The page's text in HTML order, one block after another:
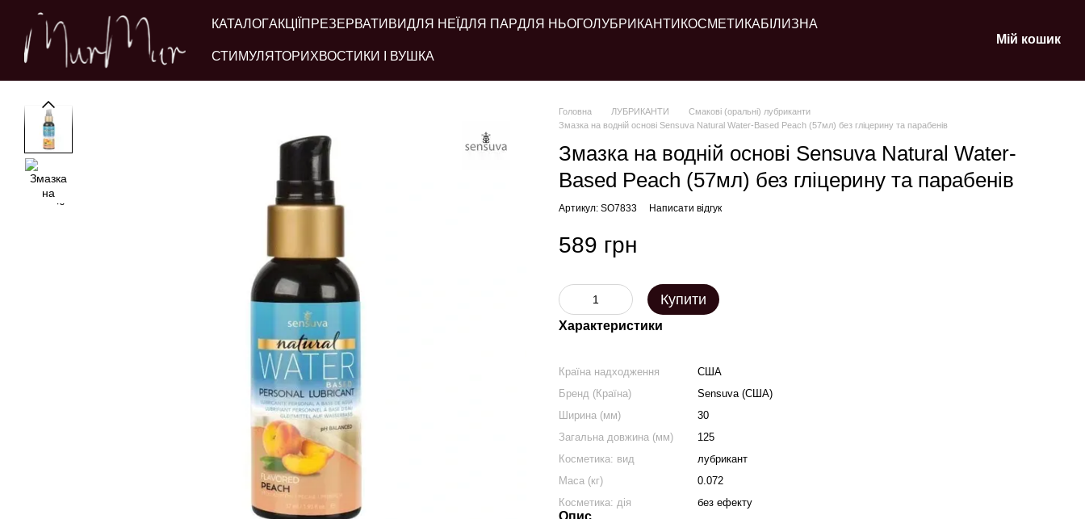
Перейти до основного контенту
КАТАЛОГАКЦІЇ ПРЕЗЕРВАТИВИДЛЯ НЕЇ ДЛЯ ПАРДЛЯ НЬОГОЛУБРИКАНТИ КОСМЕТИКАБІЛИЗНА
СТИМУЛЯТОРИ ХВОСТИКИ І ВУШКА
Мій кошик
Головна ЛУБРИКАНТИ
Смакові (оральні) лубриканти
Змазка на водній основі Sensuva Natural Water-Based Peach (57мл) без гліцерину та парабенів
Змазка на водній основі Sensuva Natural Water-
Based Peach (57мл) без гліцерину та парабенів
Артикул: SO7833 Написати відгук
589 грн
Купити
Характеристики
Країна надходження
США
Бренд (Країна)
Sensuva (США)
Ширина (мм)
30
Загальна довжина (мм)
125
Косметика: вид
лубрикант
Маса (кг)
0.072
Косметика: дія
без ефекту
Опис